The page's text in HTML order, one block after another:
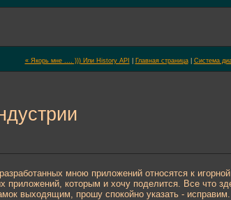
« Якорь мне .... ))) Или History API Главная страница| Система
мною приложений относятся к
приложений, которым и хочу поделится. Все что
выходящим, прошу спокойно указать - исправим.